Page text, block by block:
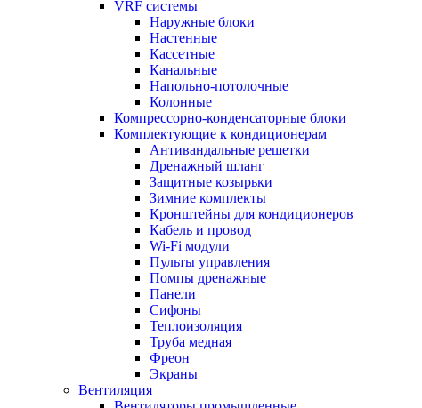
VRF системы
Наружные блоки
Настенные
Кассетные
Канальные
Напольно-потолочные
Колонные
Компрессорно-конденсаторные блоки
Комплектующие к кондиционерам
Антивандальные решетки
Дренажный шланг
Защитные козырьки
Зимние комплекты
Кронштейны для кондиционеров
Кабель и провод
Wi-Fi модули
Пульты управления
Помпы дренажные
Панели
Сифоны
Теплоизоляция
Труба медная
Фреон
Экраны
Вентиляция